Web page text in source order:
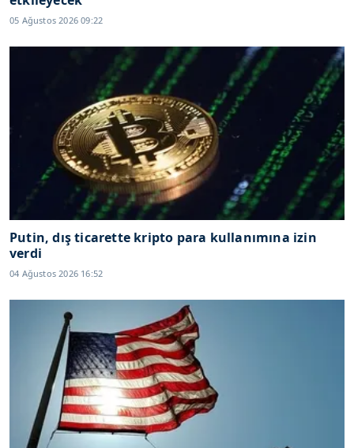
05 Ağustos 2026 09:22
Putin, dış ticarette kripto para kullanımına izin
verdi
04 Ağustos 2026 16:52